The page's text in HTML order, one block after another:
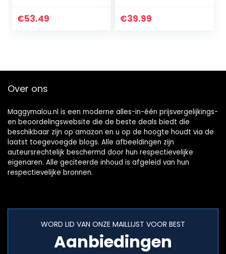
voor kind voor
€53.49 €39.99
Over ons
Maggymalou.nl is een moderne alles-in-één prijsvergelijkings-
en beoordelingswebsite die de beste deals biedt die
beschikbaar zijn op amazon en u op de hoogte houdt via de
laatst toegevoegde blogs. Alle afbeeldingen zijn
auteursrechtelijk beschermd door hun respectievelijke
eigenaren. Alle geciteerde inhoud is afgeleid van hun
respectievelijke bronnen.
WORD LID VAN ONZE MAILLIJST VOOR BEST
Aanbiedingen